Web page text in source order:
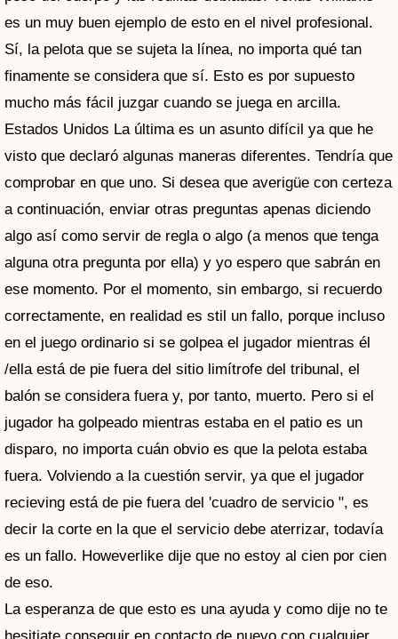
es un muy buen ejemplo de esto en el nivel profesional.
Sí, la pelota que se sujeta la línea, no importa qué tan
finamente se considera que sí. Esto es por supuesto
mucho más fácil juzgar cuando se juega en arcilla.
Estados Unidos La última es un asunto difícil ya que he
visto que declaró algunas maneras diferentes. Tendría que
comprobar en que uno. Si desea que averigüe con certeza
a continuación, enviar otras preguntas apenas diciendo
algo así como servir de regla o algo (a menos que tenga
alguna otra pregunta por ella) y yo espero que sabrán en
ese momento. Por el momento, sin embargo, si recuerdo
correctamente, en realidad es stil un fallo, porque incluso
en el juego ordinario si se golpea el jugador mientras él
/ella está de pie fuera del sitio limítrofe del tribunal, el
balón se considera fuera y, por tanto, muerto. Pero si el
jugador ha golpeado mientras estaba en el patio es un
disparo, no importa cuán obvio es que la pelota estaba
fuera. Volviendo a la cuestión servir, ya que el jugador
recieving está de pie fuera del 'cuadro de servicio ", es
decir la corte en la que el servicio debe aterrizar, todavía
es un fallo. Howeverlike dije que no estoy al cien por cien
de eso.
La esperanza de que esto es una ayuda y como dije no te